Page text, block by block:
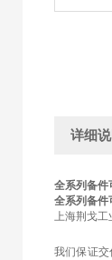
详细说
全系列备件
全系列备件
上海荆戈工
我们保证